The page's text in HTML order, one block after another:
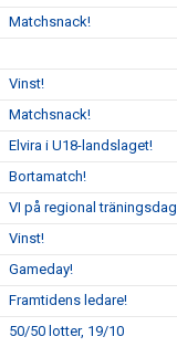
Matchsnack!
Vinst!
Matchsnack!
Elvira i U18-landslaget!
Bortamatch!
VI på regional träningsdag
Vinst!
Gameday!
Framtidens ledare!
50/50 lotter, 19/10